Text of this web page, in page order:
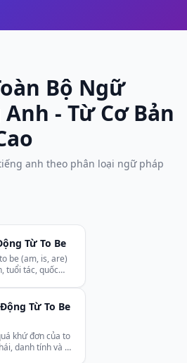
Bộ Ngữ
- Từ Cơ Bản
anh theo phân loại ngữ pháp
Từ To Be
be (am, is, are)
tuổi tác, quốc
Từ To Be
khứ đơn của to
danh tính và vị